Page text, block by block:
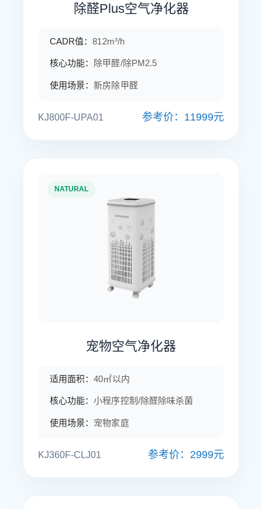
除醛Plus空气净化器
CADR值：812m³/h
核心功能： 除甲醛/除PM2.5
使用场景：新房除甲醛
KJ800F-UPA01 参考价：11999元
NATURAL
宠物空气净化器
适用面积：40㎡以内
核心功能：小程序控制/除醛除味杀菌
使用场景： 宠物家庭
KJ360F-CLJ01 参考价：2999元